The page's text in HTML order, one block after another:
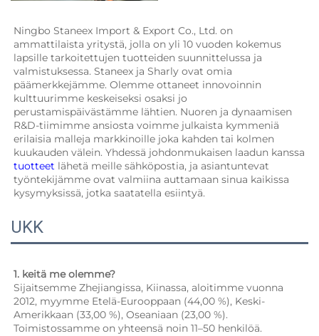
Ningbo Staneex Import & Export Co., Ltd. on
ammattilaista yritystä, jolla on yli 10 vuoden kokemus
lapsille tarkoitettujen tuotteiden suunnittelussa ja
valmistuksessa. Staneex ja Sharly ovat omia
päämerkkejämme. Olemme ottaneet innovoinnin
kulttuurimme keskeiseksi osaksi jo
perustamispäivästämme lähtien. Nuoren ja dynaamisen
R&D-tiimimme ansiosta voimme julkaista kymmeniä
erilaisia malleja markkinoille joka kahden tai kolmen
tuotteet lähetä meille sähköpostia, ja asiantuntevat
työntekijämme ovat valmiina auttamaan sinua kaikissa
kysymyksissä, jotka saatatella esiintyä.
UKK
1. keitä me olemme?
Sijaitsemme Zhejiangissa, Kiinassa, aloitimme vuonna
2012, myymme Etelä-Eurooppaan (44,00 %), Keski-
Amerikkaan (33,00 %), Oseaniaan (23,00 %).
Toimistossamme on yhteensä noin 11–50 henkilöä.